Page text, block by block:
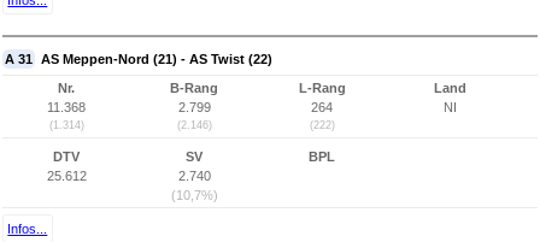
A 31 AS Meppen-Nord (21) - AS Twist (22)
Nr.
11.368
(1.314)
B-Rang
2.799
(2.146)
L-Rang
264
(222)
Land
NI
DTV
25.612
SV
2.740
(10,7%)
BPL
Infos...